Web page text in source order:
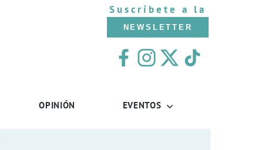
Suscríbete a la
NEWSLETTER
OPINIÓN EVENTOS